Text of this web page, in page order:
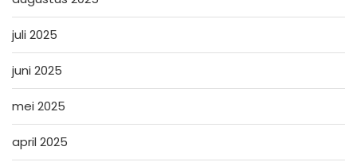
juli 2025
juni 2025
mei 2025
april 2025